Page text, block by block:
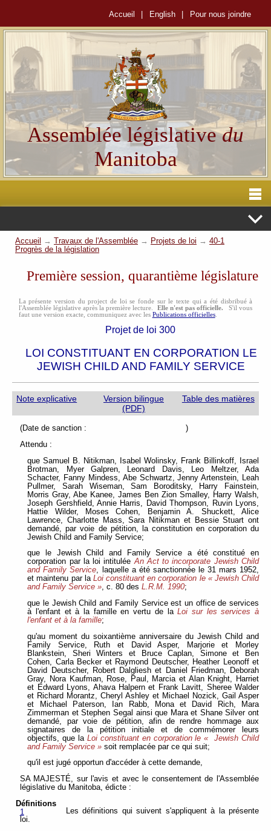
Accueil English Pour nous joindre
Assemblée législativedu
Manitoba
Accueil → Travaux de l'Assemblée → Projets de loi → 40-1
Progrès de la législation
Première session, quarantième législature
La présente version du project de loi se fonde sur le texte qui a été disbribué à
l'Assemblée législative après la première lecture. Elle n'est pas officielle. S'il vous
faut une version exacte, communiquez avec les Publications officielles.
Projet de loi 300
LOI CONSTITUANT EN CORPORATION LE
JEWISH CHILD AND FAMILY SERVICE
Note explicative
Version bilingue
(PDF)
Table des matières
(Date de sanction : )
Attendu :
que Samuel B. Nitikman, Isabel Wolinsky, Frank Billinkoff, Israel
Brotman, Myer Galpren, Leonard Davis, Leo Meltzer, Ada
Schacter, Fanny Mindess, Abe Schwartz, Jenny Artenstein, Leah
Pullmer, Sarah Wiseman, Sam Boroditsky, Harry Fainstein,
Morris Gray, Abe Kanee, James Ben Zion Smalley, Harry Walsh,
Joseph Gershfield, Annie Harris, David Thompson, Ruvin Lyons,
Hattie Wilder, Moses Cohen, Benjamin A. Shuckett, Alice
Lawrence, Charlotte Mass, Sara Nitikman et Bessie Stuart ont
demandé, par voie de pétition, la constitution en corporation du
Jewish Child and Family Service;
que le Jewish Child and Family Service a été constitué en
corporation par la loi intituléeAn Act to incorporate Jewish Child
and Family Service, laquelle a été sanctionnée le 31 mars 1952,
et maintenu par la Loi constituant en corporation le « Jewish Child
and Family Service », c. 80 desL.R.M. 1990;
que le Jewish Child and Family Service est un office de services
à l'enfant et à la famille en vertu de laLoi sur les services à
l'enfant et à la famille;
qu'au moment du soixantième anniversaire du Jewish Child and
Family Service, Ruth et David Asper, Marjorie et Morley
Blankstein, Sheri Winters et Bruce Caplan, Simone et Ben
Cohen, Carla Becker et Raymond Deutscher, Heather Leonoff et
David Deutscher, Robert Dalgliesh et Daniel Friedman, Deborah
Gray, Nora Kaufman, Rose, Paul, Marcia et Alan Knight, Harriet
et Edward Lyons, Ahava Halpern et Frank Lavitt, Sheree Walder
et Richard Morantz, Cheryl Ashley et Michael Nozick, Gail Asper
et Michael Paterson, Ian Rabb, Mona et David Rich, Mara
Zimmerman et Stephen Segal ainsi que Mara et Shane Silver ont
demandé, par voie de pétition, afin de rendre hommage aux
signataires de la pétition initiale et de commémorer leurs
objectifs, que la Loi constituant en corporation le « Jewish Child
and Family Service » soit remplacée par ce qui suit;
qu'il est jugé opportun d'accéder à cette demande,
SA MAJESTÉ, sur l'avis et avec le consentement de l'Assemblée
législative du Manitoba, édicte :
Définitions
1
Les définitions qui suivent s'appliquent à la présente
loi.